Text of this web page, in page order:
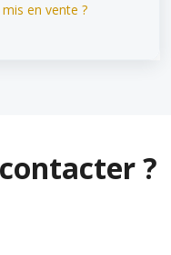
en vente ?